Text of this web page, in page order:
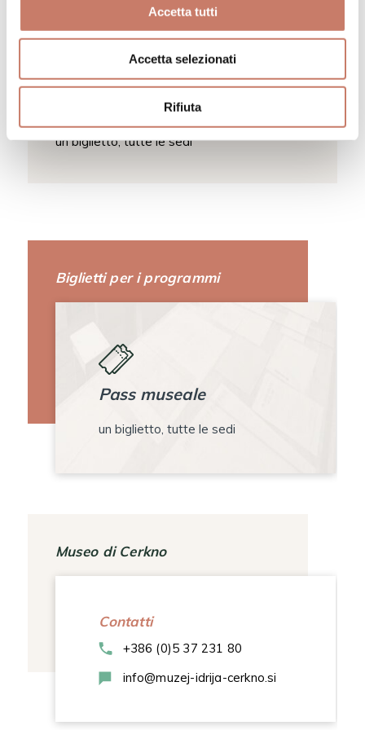
Accetta tutti
Accetta selezionati
Rifiuta
un biglietto, tutte le sedi
Biglietti per i programmi
Pass museale
un biglietto, tutte le sedi
Museo di Cerkno
Contatti
+386 (0)5 37 231 80
info@muzej-idrija-cerkno.si